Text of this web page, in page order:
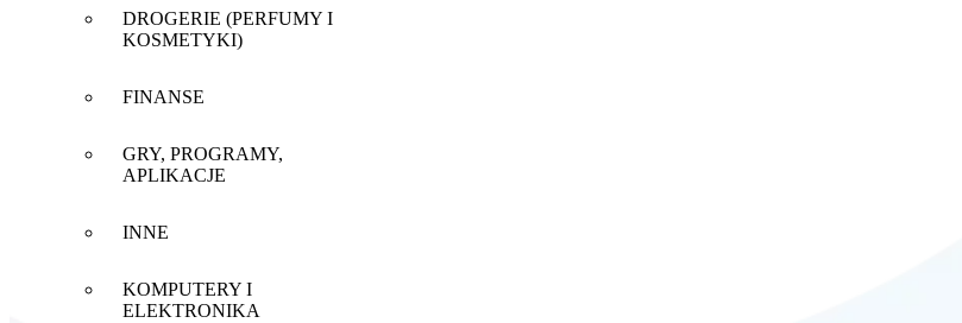
DROGERIE (PERFUMY I
KOSMETYKI)
FINANSE
GRY, PROGRAMY,
APLIKACJE
INNE
KOMPUTERY I
ELEKTRONIKA